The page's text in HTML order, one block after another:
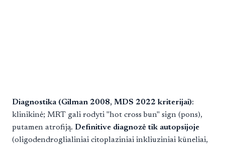
Diagnostika (Gilman 2008, MDS 2022 kriterijai):
klinikinė; MRT gali rodyti "hot cross bun" sign (pons),
putamen atrofiją. Definitive diagnozė tik autopsijoje
(oligodendroglialiniai citoplaziniai inkliuziniai kūneliai,